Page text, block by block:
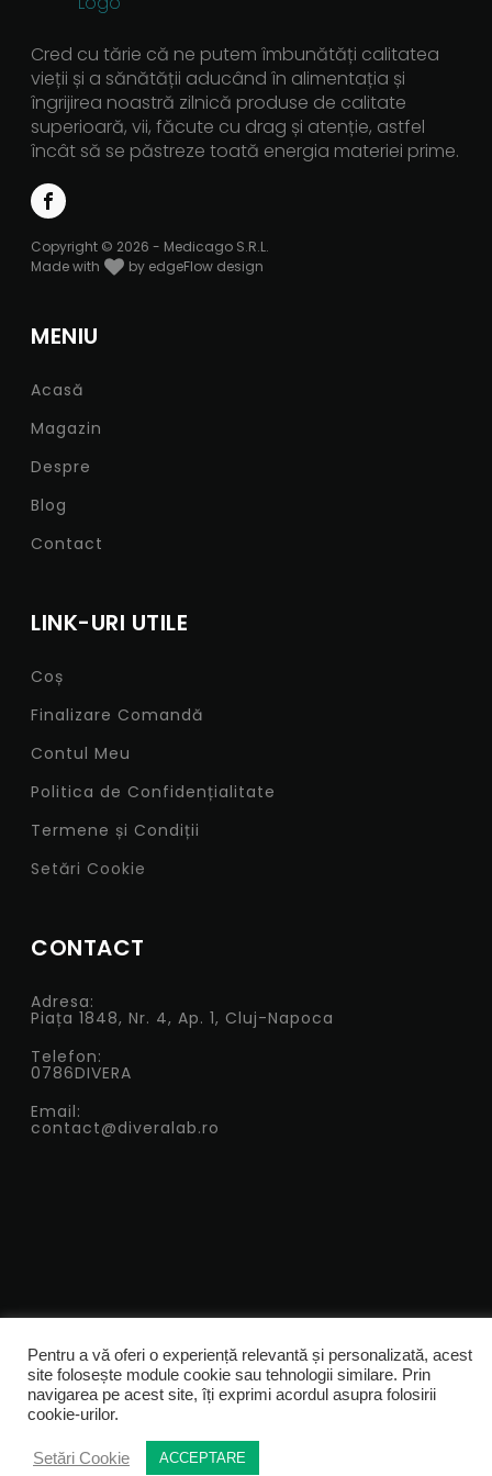
Cred cu tărie că ne putem îmbunătăți calitatea
vieții și a sănătății aducând în alimentația și
îngrijirea noastră zilnică produse de calitate
superioară, vii, făcute cu drag și atenție, astfel
încât să se păstreze toată energia materiei prime.
Copyright © 2026 - Medicago S.R.L.
Made with
by edgeFlow design
MENIU
Acasă
Magazin
Despre
Blog
Contact
LINK-URI UTILE
Coș
Finalizare Comandă
Contul Meu
Politica de Confidențialitate
Termene și Condiții
Setări Cookie
CONTACT
Adresa:
Piața 1848, Nr. 4, Ap. 1, Cluj-Napoca
Telefon:
0786DIVERA
Email:
contact@diveralab.ro
Pentru a vă oferi o experiență relevantă și personalizată, acest
site folosește module cookie sau tehnologii similare. Prin
navigarea pe acest site, îți exprimi acordul asupra folosirii
cookie-urilor.
Setări Cookie ACCEPTARE